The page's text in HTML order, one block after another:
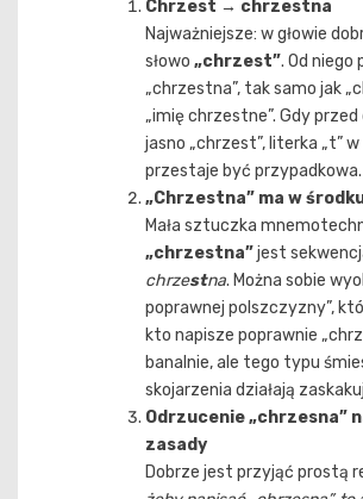
Chrzest → chrzestna
Najważniejsze: w głowie
słowo „chrzest”. Od niego
„chrzestna”, tak samo jak
„imię chrzestne”. Gdy
jasno „chrzest”, literka „t”
przestaje być przypadkowa.
„Chrzestna” ma w
Mała sztuczka
„chrzestna”jest
chrzestna. Można sobie
poprawnej polszczyzny”,
kto napisze poprawnie
banalnie, ale tego typu
skojarzenia działają
Odrzucenie „chrzesna”
zasady
Dobrze jest przyjąć prostą